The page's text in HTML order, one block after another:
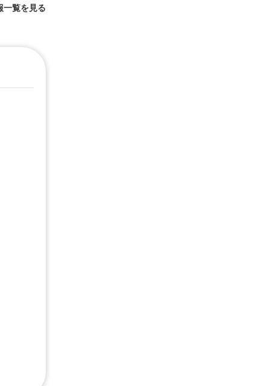
一覧を見る